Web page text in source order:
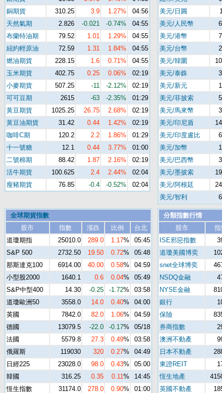
銅期貨
310.25 3.9 1.27%
04:56
天然氣期
2.826 -0.021 -0.74%
04:55
布蘭特油期
79.52 1.01 1.29%
04:55
紐約輕原油
72.59 1.31 1.84%
04:55
燃油期貨
228.15 1.6 0.71%
04:55
玉米期貨
402.75 0.25 0.06%
02:19
小麥期貨
507.25 -11 -2.12%
02:19
可可豆期
2615 -63 -2.35%
01:29
黃豆期貨
1025.25 26.75 2.68%
02:19
黃豆油期貨
31.42 0.44 1.42%
02:19
咖啡C期
120.2 2.2 1.86%
01:29
十一號糖
12.1 0.44 3.77%
01:00
二號棉期
88.42 1.87 2.16%
02:19
活牛期貨
100.625 2.4 2.44%
02:04
瘦豬期貨
76.85 -0.4 -0.52% 02:04
美元/日圓
美元/人民幣
美元/港幣
美元/台幣
美元/韓圜
美元/泰銖
美元/新元
美元/菲披索
美元/馬來幣
美元/印尼盾
美元/印度盧比
美元/加幣
美元/巴西幣
美元/墨披索
美元/阿根廷
美元/智利
全球期貨指數
股市
指數 漲跌 比例
台北
道瓊期指
25010.0 289.0 1.17%
05:45
S&P 500
2732.50 19.50 0.72%
05:48
那斯達克100
6914.00 40.00 0.58%
04:59
小型股2000
1640.1 0.6 0.04%
05:49
S&P中型400
14.30 -0.25 -1.72%
03:58
道瓊歐洲50
3558.0 14.0 0.40%
04:00
英國
7842.0 82.0 1.06%
04:59
德國
13079.5 -22.0 -0.17%
05/18
法國
5579.8 27.3 0.49%
03:58
俄羅斯
119030 320 0.27%
04:49
日經225
23028.0 98.0 0.43%
05:00
韓國
316.25 0.35 0.11%
14:45
恆生指數
31174.0 278.0 0.90%
01:00
分類指數行情
股市
ISE邪惡指數
道瓊美國博奕
snet全球博奕
NSDQ金融
NYSE金融
銀行
保險
券商指數
澳洲不動產
日本不動產
東證REIT
恆生地產
英國不動產